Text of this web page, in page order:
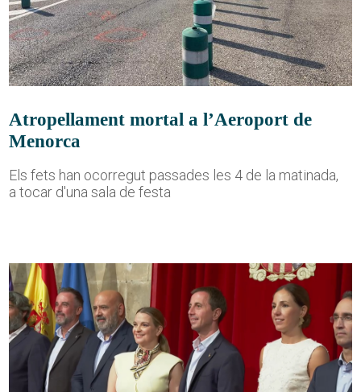
Atropellament mortal a l’Aeroport de
Menorca
Els fets han ocorregut passades les 4 de la matinada,
a tocar d'una sala de festa